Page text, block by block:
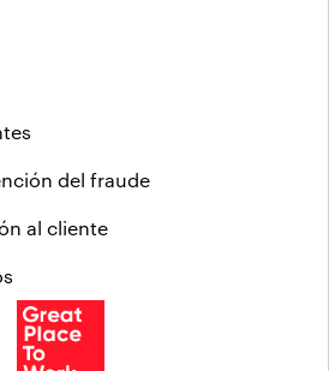
del fraude
al cliente